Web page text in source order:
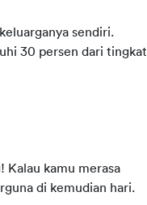
sendiri.
30 persen dari tingkat
Kalau kamu merasa
di kemudian hari.